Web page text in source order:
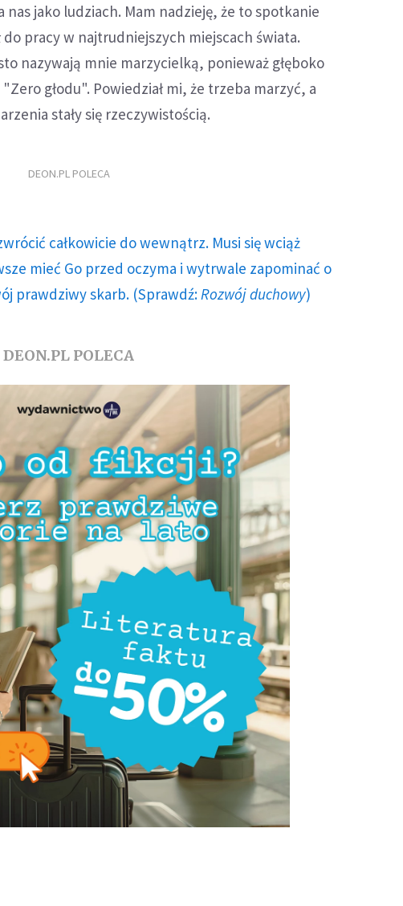
jako ludziach. Mam nadzieję, że to spotkanie
pracy w najtrudniejszych miejscach świata.
nazywają mnie marzycielką, ponieważ głęboko
głodu". Powiedział mi, że trzeba marzyć, a
stały się rzeczywistością.
DEON.PL POLECA
całkowicie do wewnątrz. Musi się wciąż
mieć Go przed oczyma i wytrwale zapominać o
prawdziwy skarb. (Sprawdź: Rozwój duchowy)
DEON.PL POLECA